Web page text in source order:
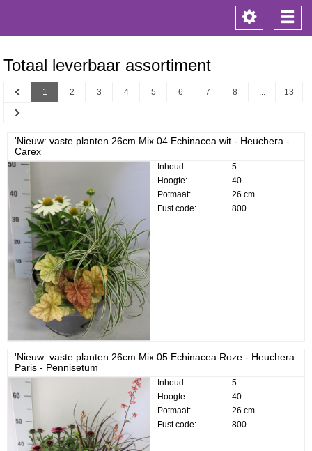
Toggle
navigation
Totaal leverbaar assortiment
Previous
1 2 3 4 5 6 7 8 ... 13
Next
'Nieuw: vaste planten 26cm Mix 04 Echinacea wit - Heuchera -
Carex
Inhoud:
5
Hoogte:
40
Potmaat:
26 cm
Fust code:
800
'Nieuw: vaste planten 26cm Mix 05 Echinacea Roze - Heuchera
Paris - Pennisetum
Inhoud:
5
Hoogte:
40
Potmaat:
26 cm
Fust code:
800